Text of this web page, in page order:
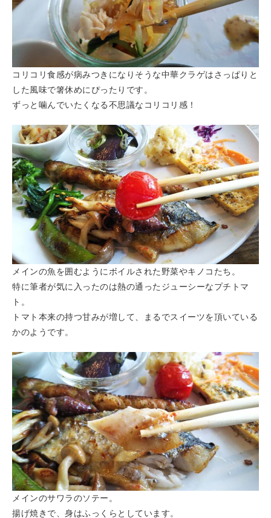
コリコリ食感が病みつきになりそうな中華クラゲはさっぱりと
した風味で箸休めにぴったりです。
ずっと噛んでいたくなる不思議なコリコリ感！
メインの魚を囲むようにボイルされた野菜やキノコたち。
特に筆者が気に入ったのは熱の通ったジューシーなプチトマ
ト。
トマト本来の持つ甘みが増して、まるでスイーツを頂いている
かのようです。
メインのサワラのソテー。
揚げ焼きで、身はふっくらとしています。